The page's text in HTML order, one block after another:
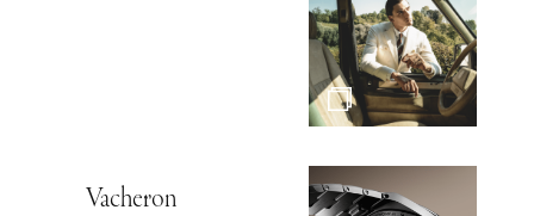
Vacheron